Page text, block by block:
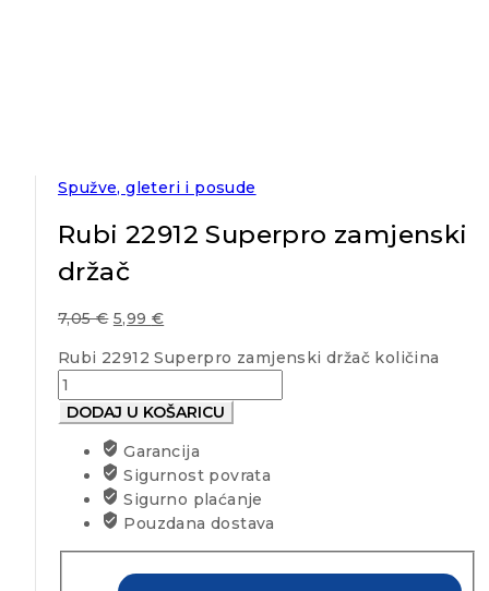
Spužve, gleteri i posude
Rubi 22912 Superpro zamjenski
držač
7,05€ 5,99 €
Rubi 22912 Superpro zamjenski držač količina
DODAJ U KOŠARICU
Garancija
Sigurnost povrata
Sigurno plaćanje
Pouzdana dostava